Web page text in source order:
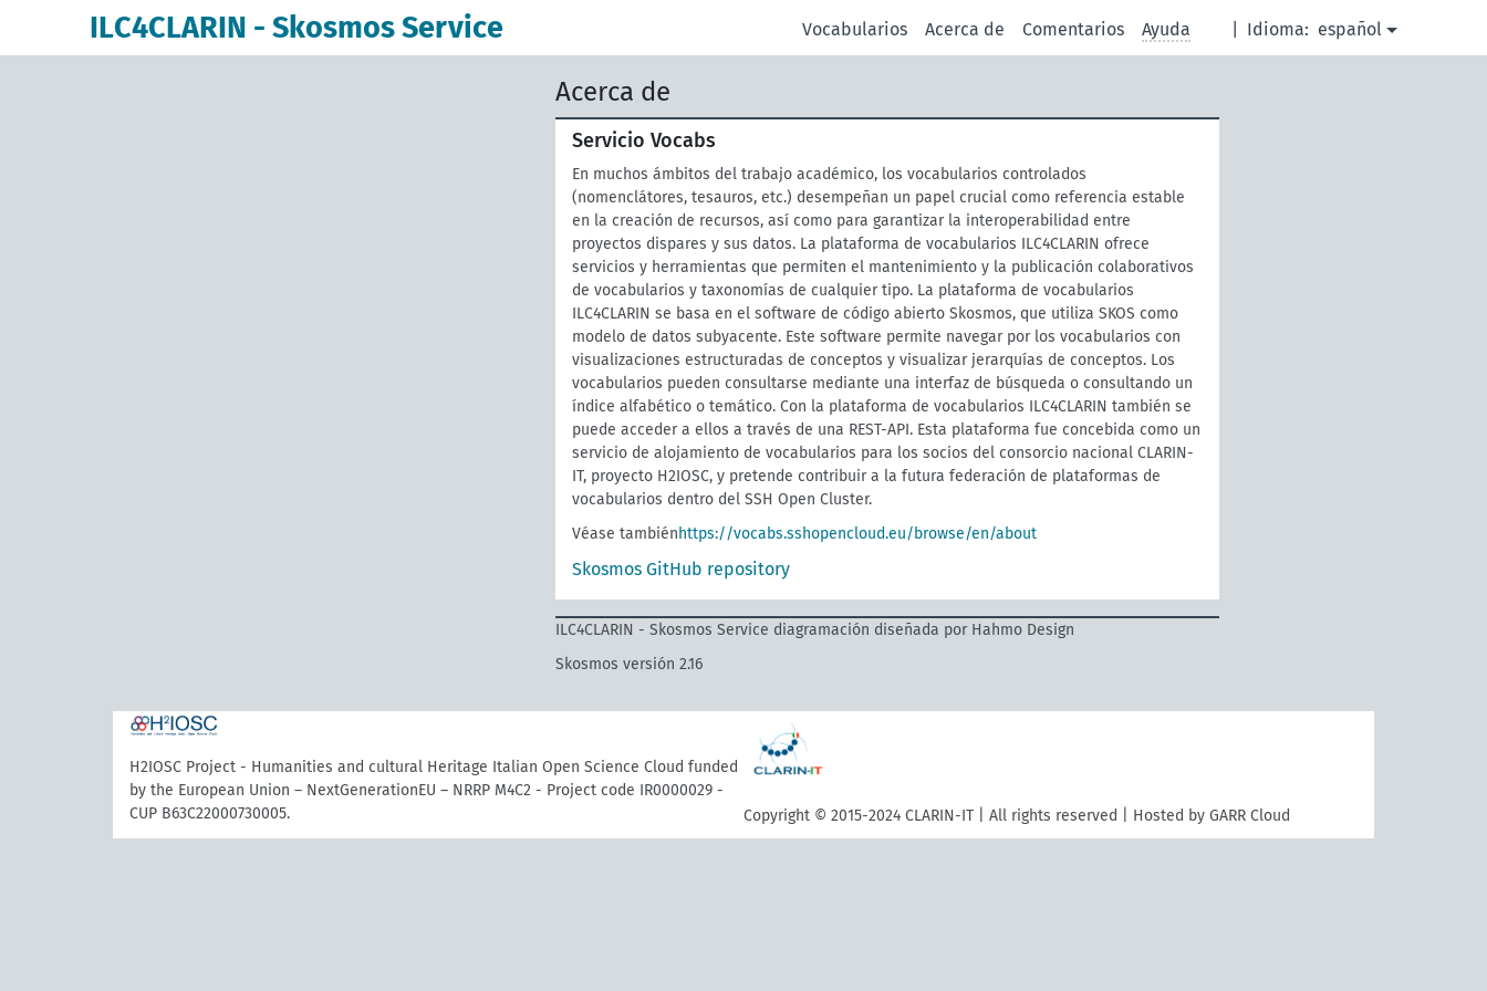
ILC4CLARIN - Skosmos Service Idioma: español
Vocabularios Acerca de Comentarios Ayuda
Acerca de
Servicio Vocabs
En muchos ámbitos del trabajo académico, los vocabularios controlados
(nomenclátores, tesauros, etc.) desempeñan un papel crucial como referencia estable
en la creación de recursos, así como para garantizar la interoperabilidad entre
proyectos dispares y sus datos. La plataforma de vocabularios ILC4CLARIN ofrece
servicios y herramientas que permiten el mantenimiento y la publicación colaborativos
de vocabularios y taxonomías de cualquier tipo. La plataforma de vocabularios
ILC4CLARIN se basa en el software de código abierto Skosmos, que utiliza SKOS como
modelo de datos subyacente. Este software permite navegar por los vocabularios con
visualizaciones estructuradas de conceptos y visualizar jerarquías de conceptos. Los
vocabularios pueden consultarse mediante una interfaz de búsqueda o consultando un
índice alfabético o temático. Con la plataforma de vocabularios ILC4CLARIN también se
puede acceder a ellos a través de una REST-API. Esta plataforma fue concebida como un
servicio de alojamiento de vocabularios para los socios del consorcio nacional CLARIN-
IT, proyecto H2IOSC, y pretende contribuir a la futura federación de plataformas de
vocabularios dentro del SSH Open Cluster.
Véase tambiénhttps://vocabs.sshopencloud.eu/browse/en/about
Skosmos GitHub repository
ILC4CLARIN - Skosmos Service diagramación diseñada por Hahmo Design
Skosmos versión 2.16
H2IOSC Project - Humanities and cultural Heritage Italian Open Science Cloud funded
by the European Union – NextGenerationEU – NRRP M4C2 - Project code IR0000029 -
CUP B63C22000730005.
Copyright © 2015-2024 CLARIN-IT | All rights reserved | Hosted by GARR Cloud